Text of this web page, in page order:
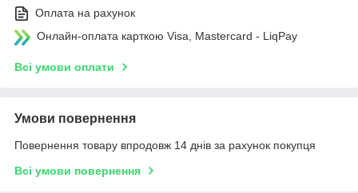
Оплата на рахунок
Онлайн-оплата карткою Visa, Mastercard - LiqPay
Всі умови оплати
Умови повернення
Повернення товару впродовж 14 днів за рахунок покупця
Всі умови повернення